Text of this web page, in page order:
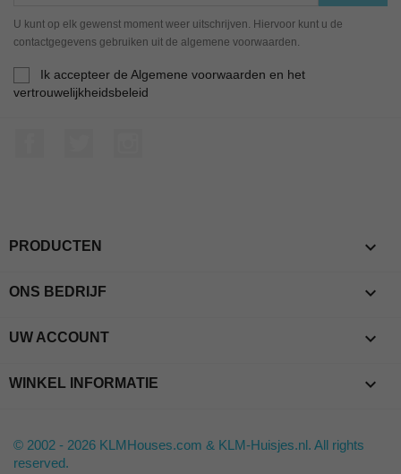
U kunt op elk gewenst moment weer uitschrijven. Hiervoor kunt u de
contactgegevens gebruiken uit de algemene voorwaarden.
Ik accepteer de Algemene voorwaarden en het
vertrouwelijkheidsbeleid
PRODUCTEN 
ONS BEDRIJF 
UW ACCOUNT 
WINKEL INFORMATIE keyboard_arrow_down
© 2002 - 2026 KLMHouses.com & KLM-Huisjes.nl. All rights
reserved.